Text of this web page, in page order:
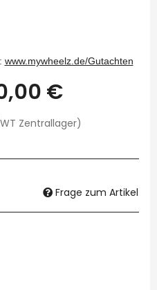
www.mywheelz.de/Gutachten
€
Zentrallager)
Frage zum Artikel